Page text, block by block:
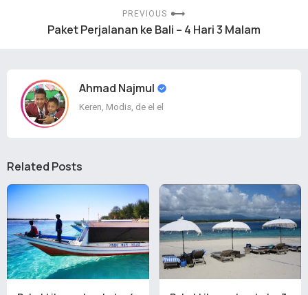
PREVIOUS
Paket Perjalanan ke Bali – 4 Hari 3 Malam
Ahmad Najmul
Keren, Modis, de el el
Related Posts